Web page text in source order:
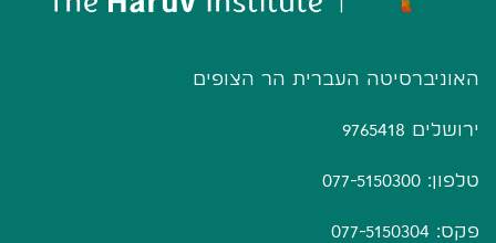
האוניברסיטה העברית הר הצופים
ירושלים 9765418
טלפון: 077-5150300
פקס: 077-5150304